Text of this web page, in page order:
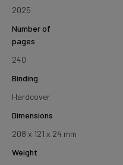
2025
Number of
pages
240
Binding
Hardcover
Dimensions
208 x 121 x 24 mm
Weight